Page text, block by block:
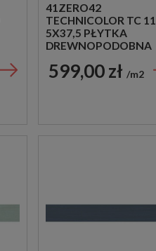
41ZERO42
TECHNICOLOR TC 11
5X37,5 PŁYTKA
DREWNOPODOBNA
599,00 zł m2